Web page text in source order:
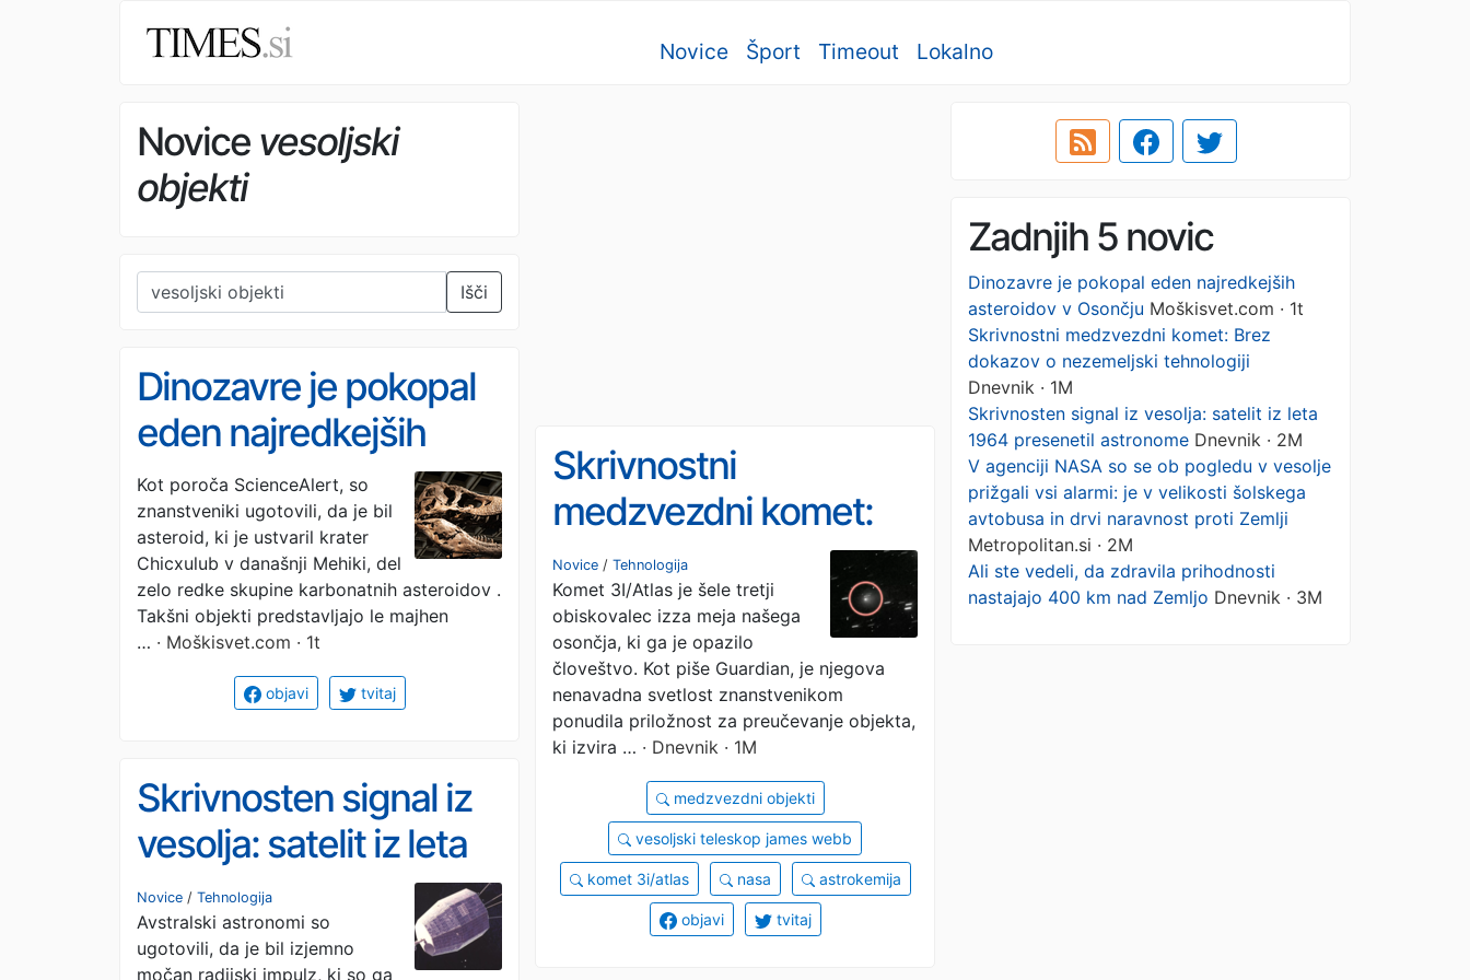
Novice Šport Timeout Lokalno
Novice vesoljski
objekti
Išči
Zadnjih 5 novic
Dinozavre je pokopal eden najredkejših
asteroidov v Osončju Moškisvet.com · 1t
Skrivnostni medzvezdni komet: Brez
dokazov o nezemeljski tehnologiji
Dnevnik · 1M
Skrivnosten signal iz vesolja: satelit iz leta
1964 presenetil astronome Dnevnik · 2M
V agenciji NASA so se ob pogledu v vesolje
prižgali vsi alarmi: je v velikosti šolskega
avtobusa in drvi naravnost proti Zemlji
Metropolitan.si · 2M
Ali ste vedeli, da zdravila prihodnosti
nastajajo 400 km nad Zemljo Dnevnik · 3M
Dinozavre je pokopal
eden najredkejših
asteroidov v Osončju
Kot poroča ScienceAlert, so
znanstveniki ugotovili, da je bil
asteroid, ki je ustvaril krater
Chicxulub v današnji Mehiki, del
zelo redke skupine karbonatnih asteroidov .
Takšni objekti predstavljajo le majhen
… · Moškisvet.com · 1t
objavi tvitaj
Skrivnostni
medzvezdni komet:
Brez dokazov o
nezemeljski
tehnologiji
Novice / Tehnologija
Komet 3I/Atlas je šele tretji
obiskovalec izza meja našega
osončja, ki ga je opazilo
človeštvo. Kot piše Guardian, je njegova
nenavadna svetlost znanstvenikom
ponudila priložnost za preučevanje objekta,
ki izvira … · Dnevnik · 1M
medzvezdni objekti
vesoljski teleskop james webb
komet 3i/atlas nasa astrokemija
objavi tvitaj
Skrivnosten signal iz
vesolja: satelit iz leta
1964 presenetil
astronome
Novice / Tehnologija
Avstralski astronomi so
ugotovili, da je bil izjemno
močan radijski impulz, ki so ga